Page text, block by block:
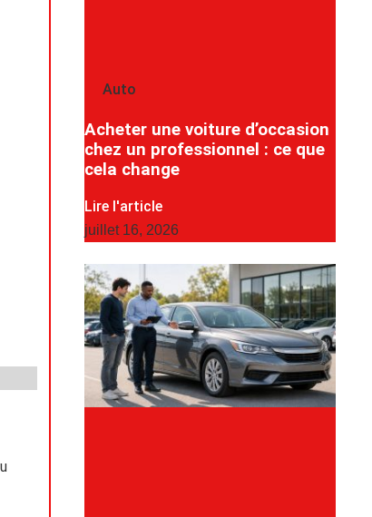
Auto
Acheter une voiture d’occasion
chez un professionnel : ce que
cela change
Lire l'article
juillet 16, 2026